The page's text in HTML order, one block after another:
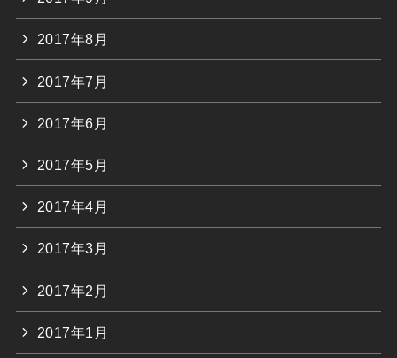
2017年8月
2017年7月
2017年6月
2017年5月
2017年4月
2017年3月
2017年2月
2017年1月